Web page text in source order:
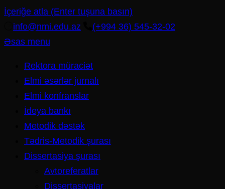
İçeriğe atla (Enter tuşuna basın)
info@nmi.edu.az
(+994 36) 545-32-02
Əsas menu
Rektora müraciət
Elmi əsərlər jurnalı
Elmi konfranslar
İdeya bankı
Metodik dəstək
Tədris-Metodik şurası
Dissertasiya şurası
Avtoreferatlar
Dissertasiyalar